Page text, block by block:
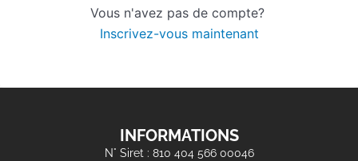
Vous n'avez pas de compte?
Inscrivez-vous maintenant
INFORMATIONS
N° Siret : 810 404 566 00046